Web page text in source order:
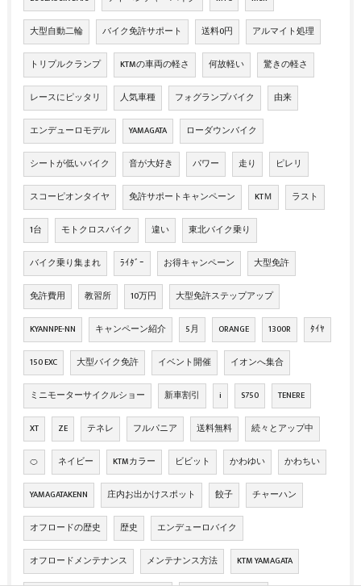
大型自動二輪 バイク免許サポート 送料0円 アルマイト処理
トリプルクランプ KTMの車両の軽さ 何故軽い 驚きの軽さ
レースにピッタリ 人気車種 フォグランプバイク 由来
エンデューロモデル YAMAGATA ローダウンバイク
シートが低いバイク 音が大好き パワー 走り ピレリ
スコーピオンタイヤ 免許サポートキャンペーン KTＭ ラスト
1台 モトクロスバイク 違い 東北バイク乗り
バイク乗り集まれ ﾗｲﾀﾞｰ お得キャンペーン 大型免許
免許費用 教習所 10万円 大型免許ステップアップ
KYANNPE-NN キャンペーン紹介 5月 ORANGE 1300R ﾀｲﾔ
150 EXC 大型バイク免許 イベント開催 イオンへ集合
ミニモーターサイクルショー 新車割引 i S750 TENERE
XT ZE テネレ フルパニア 送料無料 続々とアップ中
🍊 ネイビー KTMカラー ビビット かわゆい かわちい
YAMAGATAKENN 庄内お出かけスポット 餃子 チャーハン
オフロードの歴史 歴史 エンデューロバイク
オフロードメンテナンス メンテナンス方法 KTM YAMAGATA